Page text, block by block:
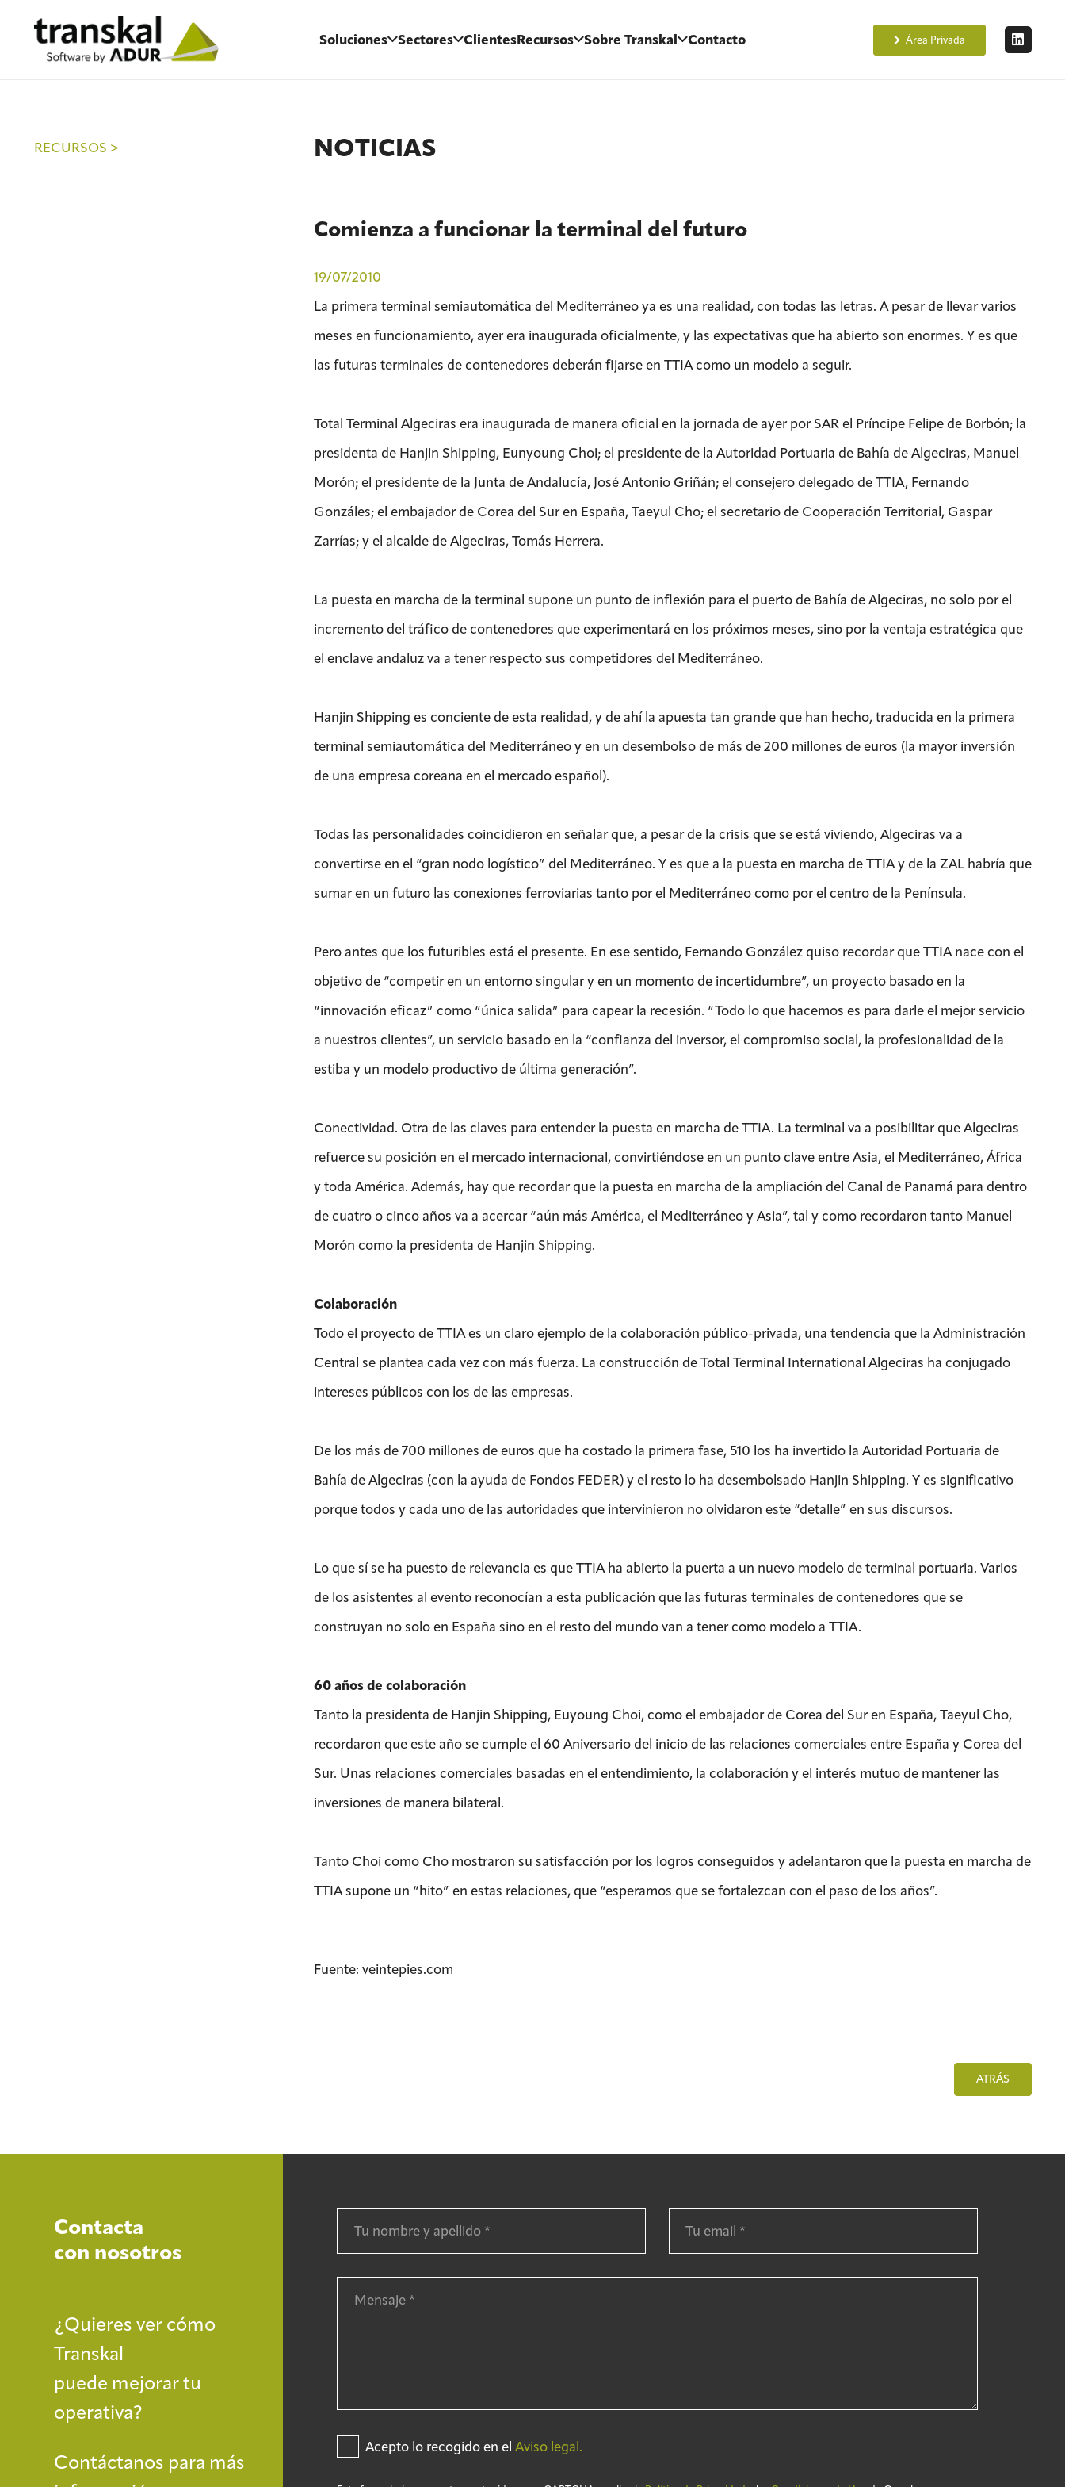
Soluciones Sectores ClientesRecursos Sobre Transkal Contacto Área Privada
RECURSOS > NOTICIAS
Comienza a funcionar la terminal del futuro
19/07/2010
La primera terminal semiautomática del Mediterráneo ya es una realidad, con todas las letras. A pesar de llevar varios
meses en funcionamiento, ayer era inaugurada oficialmente, y las expectativas que ha abierto son enormes. Y es que
las futuras terminales de contenedores deberán fijarse en TTIA como un modelo a seguir.
Total Terminal Algeciras era inaugurada de manera oficial en la jornada de ayer por SAR el Príncipe Felipe de Borbón; la
presidenta de Hanjin Shipping, Eunyoung Choi; el presidente de la Autoridad Portuaria de Bahía de Algeciras, Manuel
Morón; el presidente de la Junta de Andalucía, José Antonio Griñán; el consejero delegado de TTIA, Fernando
Gonzáles; el embajador de Corea del Sur en España, Taeyul Cho; el secretario de Cooperación Territorial, Gaspar
Zarrías; y el alcalde de Algeciras, Tomás Herrera.
La puesta en marcha de la terminal supone un punto de inflexión para el puerto de Bahía de Algeciras, no solo por el
incremento del tráfico de contenedores que experimentará en los próximos meses, sino por la ventaja estratégica que
el enclave andaluz va a tener respecto sus competidores del Mediterráneo.
Hanjin Shipping es conciente de esta realidad, y de ahí la apuesta tan grande que han hecho, traducida en la primera
terminal semiautomática del Mediterráneo y en un desembolso de más de 200 millones de euros (la mayor inversión
de una empresa coreana en el mercado español).
Todas las personalidades coincidieron en señalar que, a pesar de la crisis que se está viviendo, Algeciras va a
convertirse en el “gran nodo logístico” del Mediterráneo. Y es que a la puesta en marcha de TTIA y de la ZAL habría que
sumar en un futuro las conexiones ferroviarias tanto por el Mediterráneo como por el centro de la Península.
Pero antes que los futuribles está el presente. En ese sentido, Fernando González quiso recordar que TTIA nace con el
objetivo de “competir en un entorno singular y en un momento de incertidumbre”, un proyecto basado en la
“innovación eficaz” como “única salida” para capear la recesión. “Todo lo que hacemos es para darle el mejor servicio
a nuestros clientes”, un servicio basado en la “confianza del inversor, el compromiso social, la profesionalidad de la
estiba y un modelo productivo de última generación”.
Conectividad. Otra de las claves para entender la puesta en marcha de TTIA. La terminal va a posibilitar que Algeciras
refuerce su posición en el mercado internacional, convirtiéndose en un punto clave entre Asia, el Mediterráneo, África
y toda América. Además, hay que recordar que la puesta en marcha de la ampliación del Canal de Panamá para dentro
de cuatro o cinco años va a acercar “aún más América, el Mediterráneo y Asia”, tal y como recordaron tanto Manuel
Morón como la presidenta de Hanjin Shipping.
Colaboración
Todo el proyecto de TTIA es un claro ejemplo de la colaboración público-privada, una tendencia que la Administración
Central se plantea cada vez con más fuerza. La construcción de Total Terminal International Algeciras ha conjugado
intereses públicos con los de las empresas.
De los más de 700 millones de euros que ha costado la primera fase, 510 los ha invertido la Autoridad Portuaria de
Bahía de Algeciras (con la ayuda de Fondos FEDER) y el resto lo ha desembolsado Hanjin Shipping. Y es significativo
porque todos y cada uno de las autoridades que intervinieron no olvidaron este “detalle” en sus discursos.
Lo que sí se ha puesto de relevancia es que TTIA ha abierto la puerta a un nuevo modelo de terminal portuaria. Varios
de los asistentes al evento reconocían a esta publicación que las futuras terminales de contenedores que se
construyan no solo en España sino en el resto del mundo van a tener como modelo a TTIA.
60 años de colaboración
Tanto la presidenta de Hanjin Shipping, Euyoung Choi, como el embajador de Corea del Sur en España, Taeyul Cho,
recordaron que este año se cumple el 60 Aniversario del inicio de las relaciones comerciales entre España y Corea del
Sur. Unas relaciones comerciales basadas en el entendimiento, la colaboración y el interés mutuo de mantener las
inversiones de manera bilateral.
Tanto Choi como Cho mostraron su satisfacción por los logros conseguidos y adelantaron que la puesta en marcha de
TTIA supone un “hito” en estas relaciones, que “esperamos que se fortalezcan con el paso de los años”.
Fuente: veintepies.com
ATRÁS
Contacta
con nosotros
¿Quieres ver cómo
Transkal
puede mejorar tu
operativa?
Contáctanos para más
Acepto lo recogido en elAviso legal.